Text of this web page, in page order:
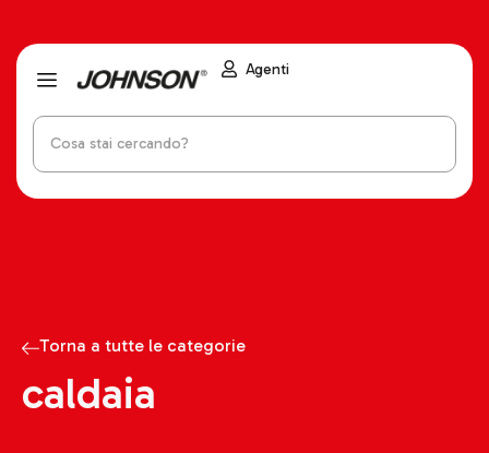
Agenti
Torna a tutte le categorie
caldaia